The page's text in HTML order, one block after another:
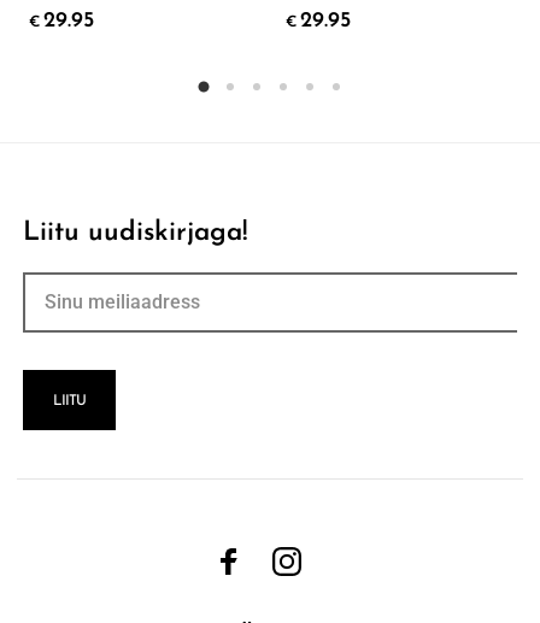
€ 29.95 € 29.95
Liitu uudiskirjaga!